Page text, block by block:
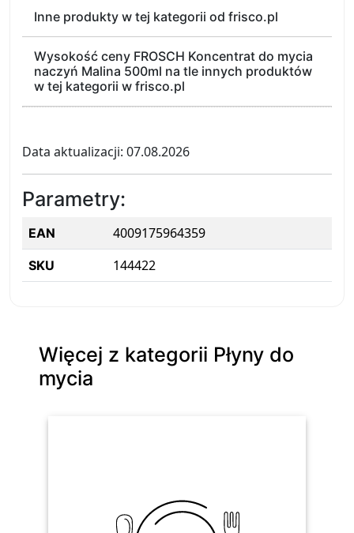
Inne produkty w tej kategorii od frisco.pl
Wysokość ceny FROSCH Koncentrat do mycia
naczyń Malina 500ml na tle innych produktów
w tej kategorii w frisco.pl
Data aktualizacji: 07.08.2026
Parametry:
EAN 4009175964359
SKU 144422
Więcej z kategorii Płyny do
mycia